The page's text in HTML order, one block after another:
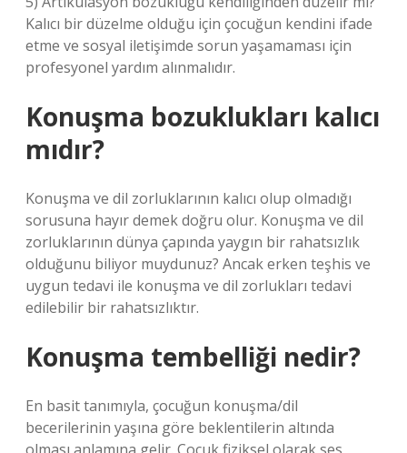
Kalıcı bir düzelme olduğu için çocuğun kendini ifade
etme ve sosyal iletişimde sorun yaşamaması için
profesyonel yardım alınmalıdır.
Konuşma bozuklukları kalıcı
mıdır?
Konuşma ve dil zorluklarının kalıcı olup olmadığı
sorusuna hayır demek doğru olur. Konuşma ve dil
zorluklarının dünya çapında yaygın bir rahatsızlık
olduğunu biliyor muydunuz? Ancak erken teşhis ve
uygun tedavi ile konuşma ve dil zorlukları tedavi
edilebilir bir rahatsızlıktır.
Konuşma tembelliği nedir?
En basit tanımıyla, çocuğun konuşma/dil
becerilerinin yaşına göre beklentilerin altında